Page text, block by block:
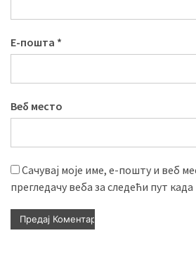
Е-пошта *
Веб место
Сачувај моје име, е-пошту и веб
прегледачу веба за следећи пут